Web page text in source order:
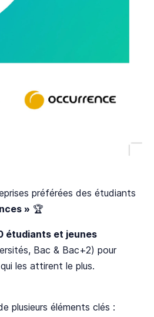
préférées des étudiants
» 🏆
étudiants et jeunes
Bac & Bac+2) pour
les attirent le plus.
plusieurs éléments clés :